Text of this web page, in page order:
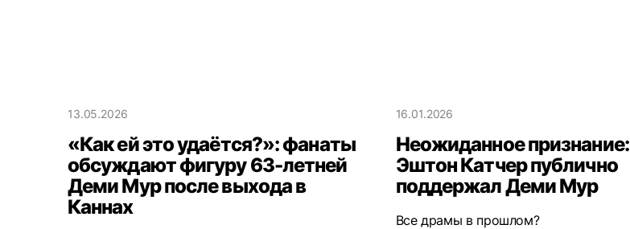
13.05.2026
«Как ей это удаётся?»: фанаты
обсуждают фигуру 63-летней
Деми Мур после выхода в
Каннах
16.01.2026
Неожиданное признание:
Эштон Катчер публично
поддержал Деми Мур
Все драмы в прошлом?